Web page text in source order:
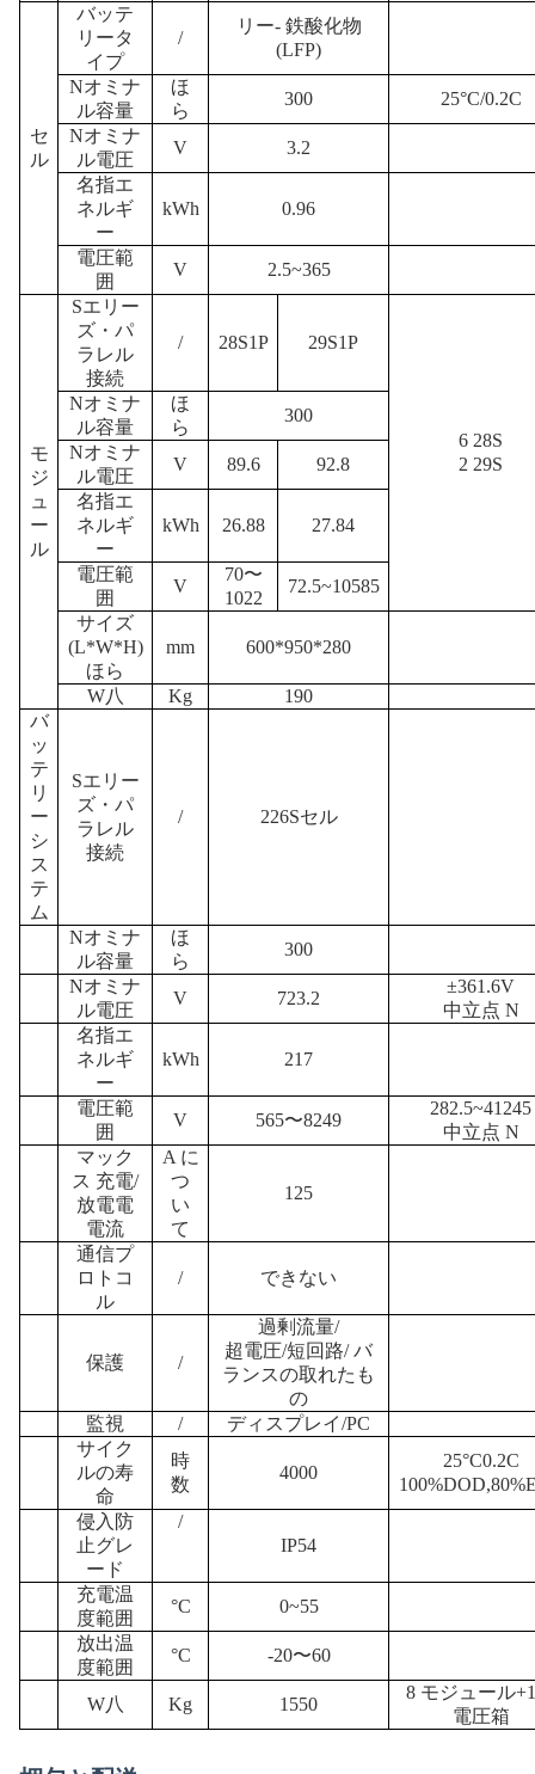
セ
ル
バッテ
リータ
イプ
/
リー- 鉄酸化物
(LFP)
Nオミナ
ル容量
ほ
ら
300 25°C/0.2C
Nオミナ
ル電圧
V
3.2
名指エ
ネルギ
ー
kWh 0.96
電圧範
囲
V 2.5~365
モ
ジ
ュ
ー
ル
Sエリー
ズ・パ
ラレル
接続
/ 28S1P 29S1P
6 28S
2 29S
Nオミナ
ル容量
ほ
ら
300
Nオミナ
ル電圧
V 89.6
92.8
名指エ
ネルギ
ー
kWh 26.88 27.84
電圧範
囲
V
70〜
1022
72.5~10585
サイズ
(L*W*H)
ほら
mm 600*950*280
W八 Kg
190
バ
ッ
テ
リ
ー
シ
ス
テ
ム
Sエリー
ズ・パ
ラレル
接続
/ 226Sセル
Nオミナ
ル容量
ほ
ら
300
Nオミナ
ル電圧
V 723.2
±361.6V
中立点 N
名指エ
ネルギ
ー
kWh 217
電圧範
囲
V 565〜8249
282.5~41245
中立点 N
マック
ス 充電/
放電電
電流
A に
つ
い
て
125
通信プ
ロトコ
ル
/ できない
保護 /
過剰流量/
超電圧/短回路/ バ
ランスの取れたも
の
監視
/ ディスプレイ/PC
サイク
ルの寿
命
時
数
4000
25°C0.2C
100%DOD,
侵入防
止グレ
ード
/
IP54
充電温
度範囲
°C
0~55
放出温
度範囲
°C -20〜60
W八 Kg 1550
8 モジュール+1
電圧箱